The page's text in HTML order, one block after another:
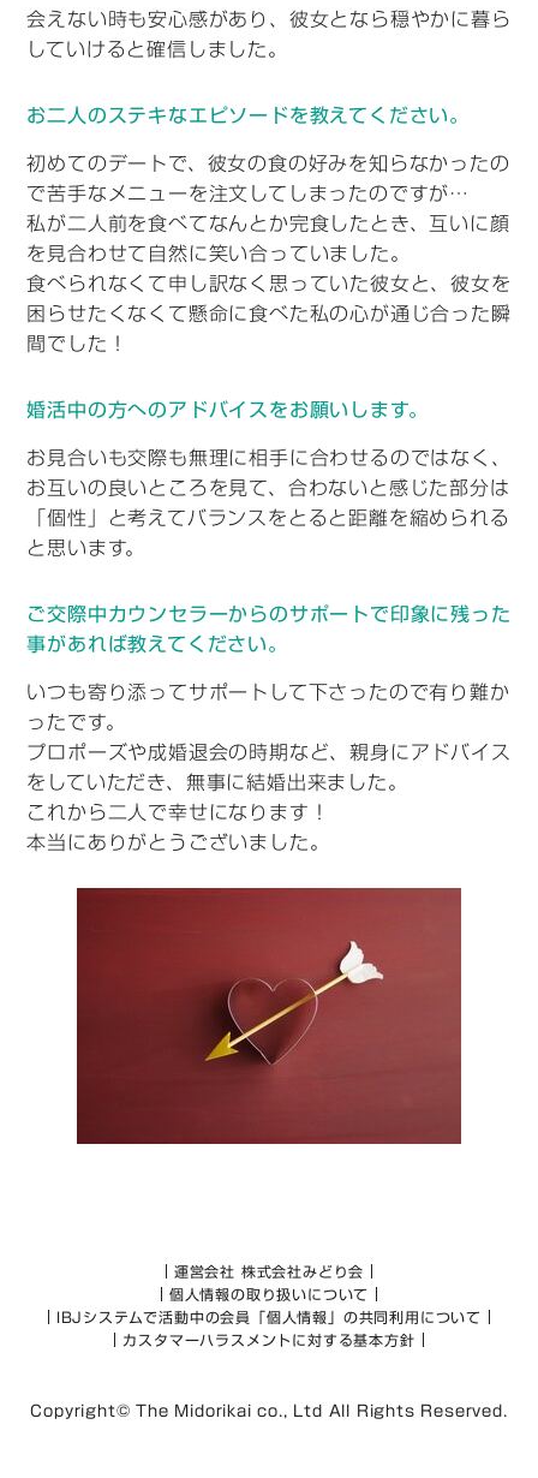
会えない時も安心感があり、彼女となら穏やかに暮ら
していけると確信しました。
お二人のステキなエピソードを教えてください。
初めてのデートで、彼女の食の好みを知らなかったの
で苦手なメニューを注文してしまったのですが…
私が二人前を食べてなんとか完食したとき、互いに顔
を見合わせて自然に笑い合っていました。
食べられなくて申し訳なく思っていた彼女と、彼女を
困らせたくなくて懸命に食べた私の心が通じ合った瞬
間でした！
婚活中の方へのアドバイスをお願いします。
お見合いも交際も無理に相手に合わせるのではなく、
お互いの良いところを見て、合わないと感じた部分は
「個性」と考えてバランスをとると距離を縮められる
と思います。
ご交際中カウンセラーからのサポートで印象に残った
事があれば教えてください。
いつも寄り添ってサポートして下さったので有り難か
ったです。
プロポーズや成婚退会の時期など、親身にアドバイス
をしていただき、無事に結婚出来ました。
これから二人で幸せになります！
本当にありがとうございました。
運営会社 株式会社みどり会
個人情報の取り扱いについて
IBJシステムで活動中の会員「個人情報」の共同利用について
カスタマーハラスメントに対する基本方針
Copyright© The Midorikai co., Ltd All Rights Reserved.